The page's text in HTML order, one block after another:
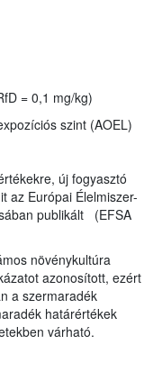
= 0,1 mg/kg)
szint (AOEL)
új fogyasztó
az Európai Élelmiszer-
publikált (EFSA
növénykultúra
azonosított, ezért
a szermaradék
határértékek
várható.